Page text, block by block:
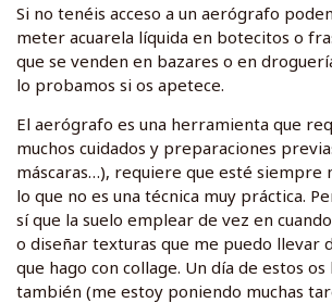
Si no tenéis acceso a un aerógrafo
meter acuarela líquida en botecitos o
que se venden en bazares o en
lo probamos si os apetece.
El aerógrafo es una herramienta que
muchos cuidados y preparaciones
máscaras…), requiere que esté
lo que no es una técnica muy práctica.
sí que la suelo emplear de vez en
o diseñar texturas que me puedo llevar
que hago con collage. Un día de estos os
también (me estoy poniendo muchas